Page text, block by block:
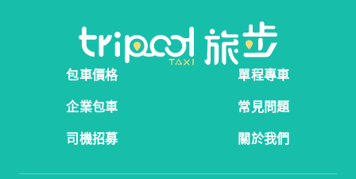
包車價格
單程專車
企業包車
常見問題
司機招募
關於我們